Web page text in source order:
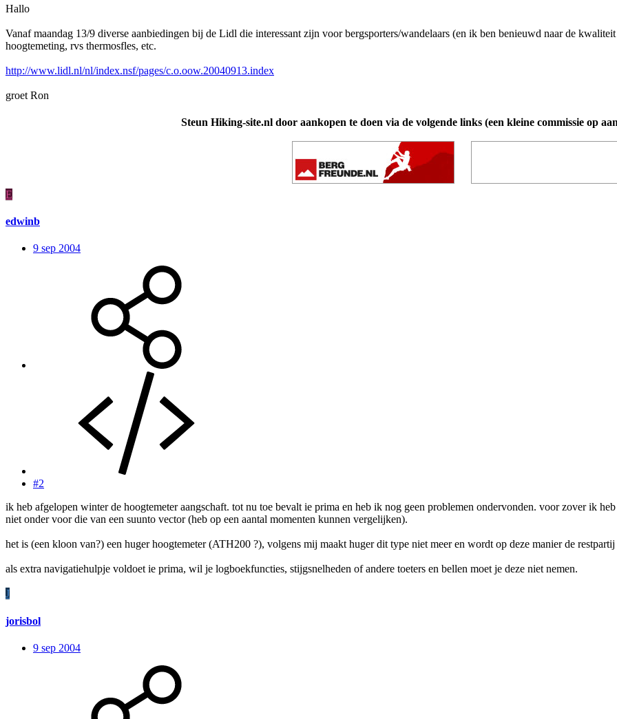
Hallo
Vanaf maandag 13/9 diverse aanbiedingen bij de Lidl die interessant zijn voor bergsporters/wandelaars (en ik ben benieuwd naar de
hoogtemeting, rvs thermosfles, etc.
http://www.lidl.nl/nl/index.nsf/pages/c.o.oow.20040913.index
groet Ron
Steun Hiking-site.nl door aankopen te doen via de volgende links (een kleine commissie op
E
edwinb
9 sep 2004
#2
ik heb afgelopen winter de hoogtemeter aangschaft. tot nu toe bevalt ie prima en heb ik nog geen problemen ondervonden. voor zover ik
niet onder voor die van een suunto vector (heb op een aantal momenten kunnen vergelijken).
het is (een kloon van?) een huger hoogtemeter (ATH200 ?), volgens mij maakt huger dit type niet meer en wordt op deze manier de restpartij
als extra navigatiehulpje voldoet ie prima, wil je logboekfuncties, stijgsnelheden of andere toeters en bellen moet je deze niet nemen.
J
jorisbol
9 sep 2004